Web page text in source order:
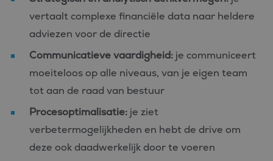
vertaalt complexe financiële data naar heldere
adviezen voor de directie
Communicatieve vaardigheid: je communiceert
moeiteloos op alle niveaus, van je eigen team
tot aan de raad van bestuur
Procesoptimalisatie: je ziet
verbetermogelijkheden en hebt de drive om
deze ook daadwerkelijk door te voeren